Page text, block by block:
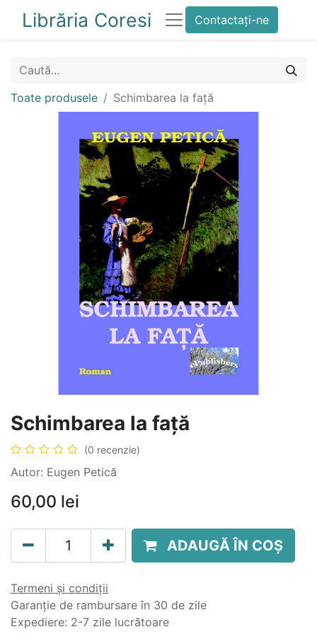
Librăria Coresi Contactați-ne
Toate produsele Schimbarea la față
Schimbarea la față
(0 recenzie)
Autor: Eugen Petică
60,00 lei
ADAUGĂ ÎN COȘ
Termeni și condiții
Garanție de rambursare în 30 de zile
Expediere: 2-7 zile lucrătoare